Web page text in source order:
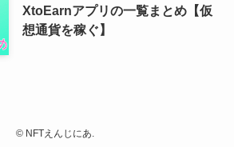
XtoEarnアプリの一覧まとめ【仮
想通貨を稼ぐ】
© NFTえんじにあ.